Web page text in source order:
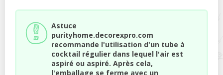
Astuce
purityhome.decorexpro.com
recommande l'utilisation d'un tube à
cocktail régulier dans lequel l'air est
aspiré ou aspiré. Après cela,
l'emballage se ferme avec un